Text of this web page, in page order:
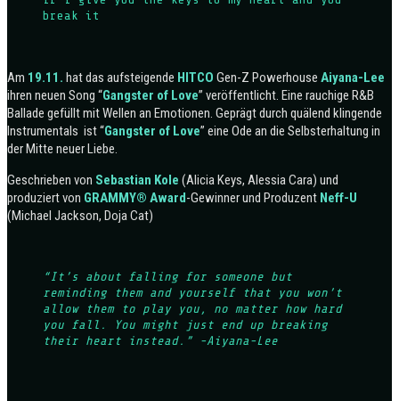
break it
Am 19.11. hat das aufsteigende HITCO Gen-Z Powerhouse Aiyana-Lee
ihren neuen Song “Gangster of Love” veröffentlicht. Eine rauchige R&B
Ballade gefüllt mit Wellen an Emotionen. Geprägt durch quälend klingende
Instrumentals ist “Gangster of Love” eine Ode an die Selbsterhaltung in
der Mitte neuer Liebe.
Geschrieben von Sebastian Kole (Alicia Keys, Alessia Cara) und
produziert von GRAMMY® Award-Gewinner und Produzent Neff-U
(Michael Jackson, Doja Cat)
“It’s about falling for someone but
reminding them and yourself that you won’t
allow them to play you, no matter how hard
you fall. You might just end up breaking
their heart instead.” -Aiyana-Lee